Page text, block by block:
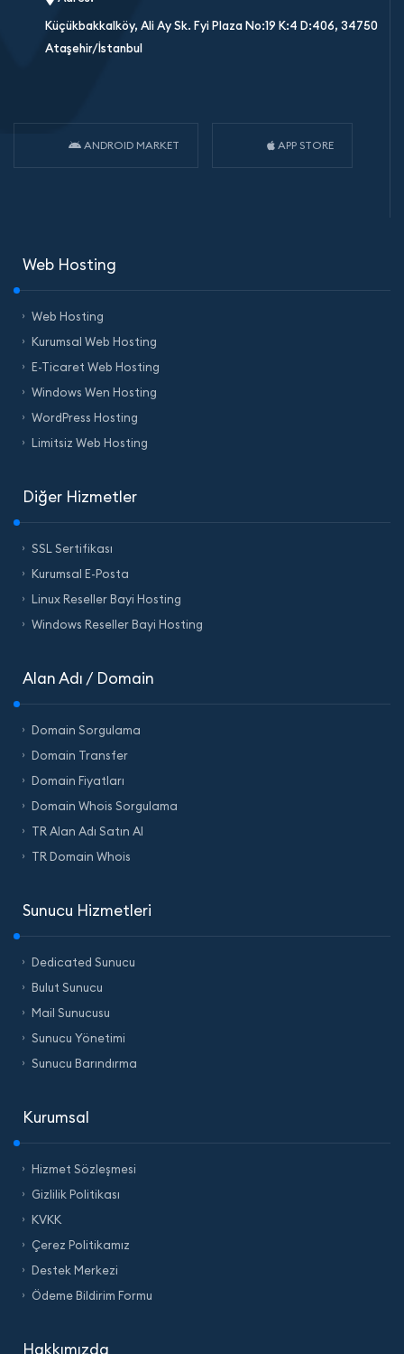
Küçükbakkalköy, Ali Ay Sk. Fyi Plaza No:19 K:4 D:406, 34750
Ataşehir/İstanbul
ANDROID MARKET APP STORE
Web Hosting
Web Hosting
Kurumsal Web Hosting
E-Ticaret Web Hosting
Windows Wen Hosting
WordPress Hosting
Limitsiz Web Hosting
Diğer Hizmetler
SSL Sertifikası
Kurumsal E-Posta
Linux Reseller Bayi Hosting
Windows Reseller Bayi Hosting
Alan Adı / Domain
Domain Sorgulama
Domain Transfer
Domain Fiyatları
Domain Whois Sorgulama
TR Alan Adı Satın Al
TR Domain Whois
Sunucu Hizmetleri
Dedicated Sunucu
Bulut Sunucu
Mail Sunucusu
Sunucu Yönetimi
Sunucu Barındırma
Kurumsal
Hizmet Sözleşmesi
Gizlilik Politikası
KVKK
Çerez Politikamız
Destek Merkezi
Ödeme Bildirim Formu
Hakkımızda